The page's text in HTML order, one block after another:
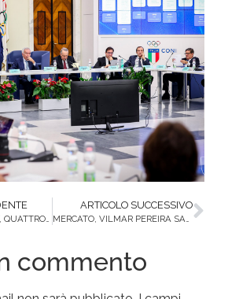
HOME&HOSPITALITY, QUATTRO ALFIERI PER I GIALLOVERDI: “ORGANIZZAZIONE E SERIETA'”
ARTICOLO SUCCESSIVO
MERCATO, VILMAR PEREIRA SALUTA LO SPORTING SALA CONSILINA
commento